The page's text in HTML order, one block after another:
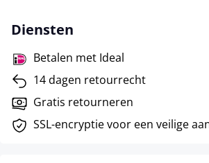
Diensten
Betalen met Ideal
14 dagen retourrecht
Gratis retourneren
SSL-encryptie voor een veilige